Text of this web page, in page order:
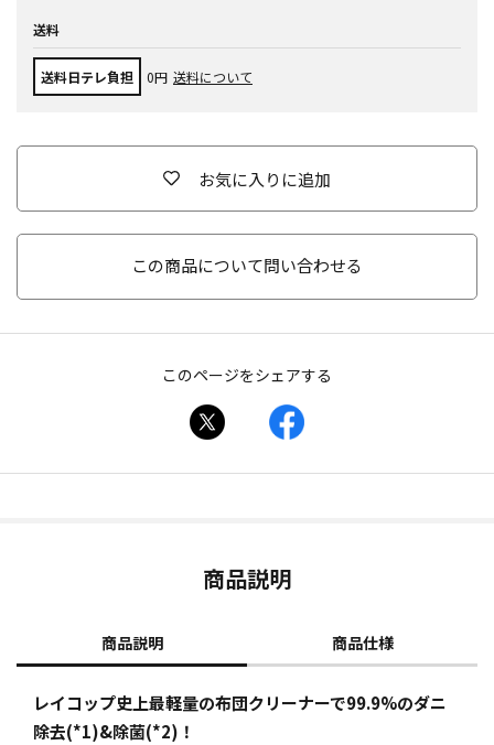
送料
送料日テレ負担 0円 送料について
お気に入りに追加
この商品について問い合わせる
このページをシェアする
商品説明
商品説明 商品仕様
レイコップ史上最軽量の布団クリーナーで99.9%のダニ
除去(*1)&除菌(*2)！